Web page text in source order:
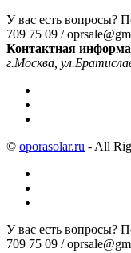
У вас есть вопросы?
709 75 09 /
Контактная
г.Москва,
© oporasolar.ru - All
У вас есть вопросы?
709 75 09 /